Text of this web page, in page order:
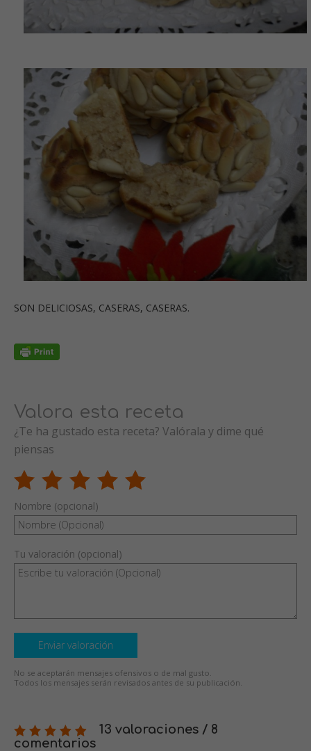
SON DELICIOSAS, CASERAS, CASERAS.
Valora esta receta
¿Te ha gustado esta receta? Valórala y dime qué
piensas
Nombre (opcional)
Tu valoración (opcional)
Enviar valoración
No se aceptarán mensajes ofensivos o de mal gusto.
Todos los mensajes serán revisados antes de su publicación.
13 valoraciones / 8
comentarios